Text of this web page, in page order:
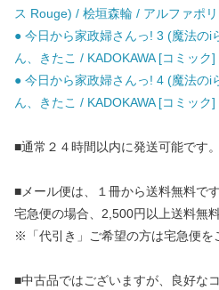
ス Rouge) / 桧垣森輪 / アルファポ
● 今日から家政婦さんっ! 3 (魔法のi
ん、きたこ / KADOKAWA [コミック]
● 今日から家政婦さんっ! 4 (魔法のi
ん、きたこ / KADOKAWA [コミック]
■通常２４時間以内に発送可能です。
■メール便は、１冊から送料無料です
宅急便の場合、2,500円以上送料無料
※「代引き」ご希望の方は宅急便を
■中古品ではございますが、良好な